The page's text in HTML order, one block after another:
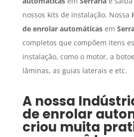
nossos kits de instalação. Nossa
de enrolar automáticasem
completos que compõem itens
instalação, como o motor, a
lâminas, as guias laterais e etc.
A nossa
de enrolar
criou muita